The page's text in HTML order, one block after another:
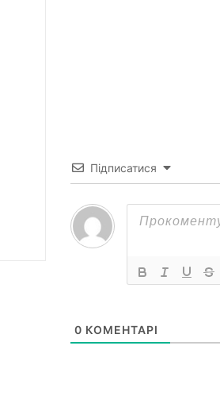
Підписатися
0 КОМЕНТАРІ